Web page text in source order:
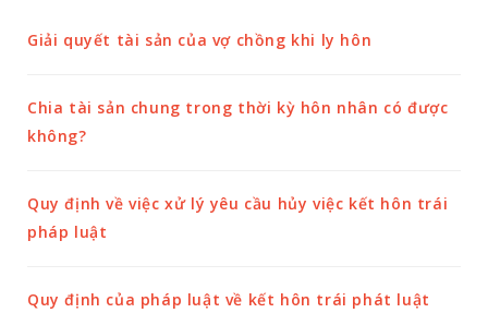
Giải quyết tài sản của vợ chồng khi ly hôn
Chia tài sản chung trong thời kỳ hôn nhân có được
không?
Quy định về việc xử lý yêu cầu hủy việc kết hôn trái
pháp luật
Quy định của pháp luật về kết hôn trái phát luật